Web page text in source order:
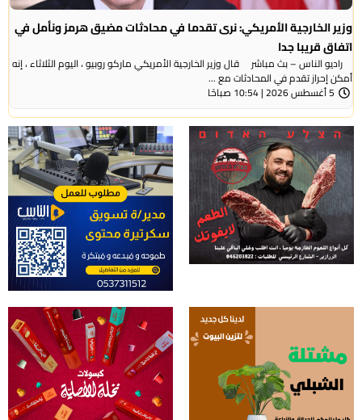
وزير الخارجية الأمريكي: نرى تقدما في محادثات مضيق هرمز ونأمل في
اتفاق قريبا جدا
راديو الناس – بث مباشر قال وزير الخارجية الأمريكي ماركو روبيو ، اليوم الثلاثاء ، إنه
أمكن إحراز تقدم في المحادثات مع ...
5 أغسطس 2026 | 10:54 صباحًا